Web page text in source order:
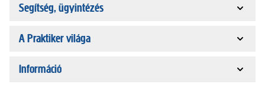
Segítség, ügyintézés
A Praktiker világa
Információ